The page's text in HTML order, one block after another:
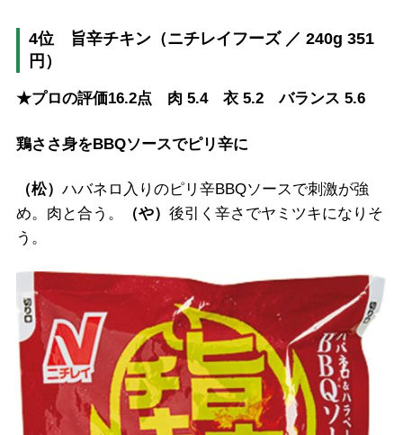
4位 旨辛チキン（ニチレイフーズ ／ 240g 351
円）
★プロの評価16.2点 肉 5.4 衣 5.2 バランス 5.6
鶏ささ身をBBQソースでピリ辛に
（松） ハバネロ入りのピリ辛BBQソースで刺激が強
め。肉と合う。
（や） 後引く辛さでヤミツキになりそ
う。